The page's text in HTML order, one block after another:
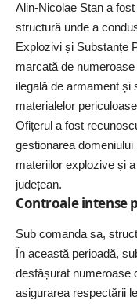
Alin-Nicolae Stan a
structură unde a
Explozivi și Substanțe
marcată de
ilegală de armament și
materialelor
Ofițerul a fost
gestionarea
materiilor explozive și
județean.
Controale intense
Sub comanda sa,
În această perioadă,
desfășurat numeroase
asigurarea respectării